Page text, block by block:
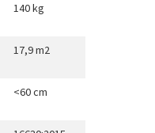
140 kg
17,9 m2
<60 cm